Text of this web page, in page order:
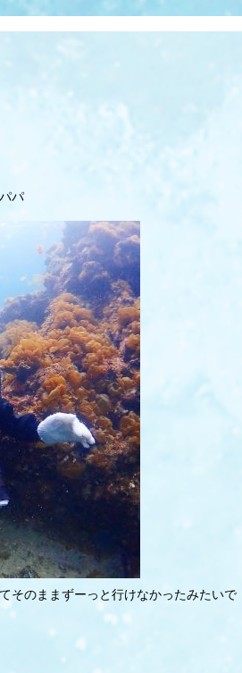
パ
そのままずーっと行けなかったみたいで